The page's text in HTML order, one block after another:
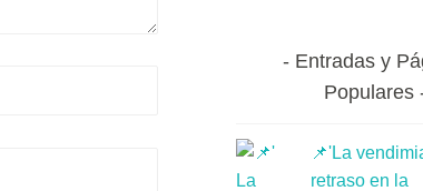
Entradas y
Populares
📌'La
retraso en la